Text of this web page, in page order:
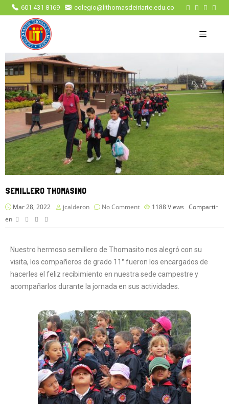
601 431 8169 colegio@lithomasdeiriarte.edu.co
SEMILLERO THOMASINO
Mar 28, 2022 jcalderon No Comment 1188Views Compartir
en
Nuestro hermoso semillero de Thomasito nos alegró con su
visita, los compañeros de grado 11° fueron los encargados de
hacerles el feliz recibimiento en nuestra sede campestre y
acompañarlos durante la jornada en sus actividades.